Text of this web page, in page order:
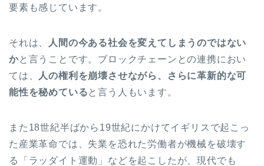
要素も感じています。
それは、
人間の今ある社会を変えてしまうのではない
かと言うことです。ブロックチェーンとの連携におい
ては、
人の権利を崩壊させながら、さらに革新的な可
能性を秘めている と言う人もいます。
また18世紀半ばから19世紀にかけてイギリスで起こっ
た産業革命では、失業を恐れた労働者が機械を破壊す
る「ラッダイト運動」などを起こしたが、現代でも